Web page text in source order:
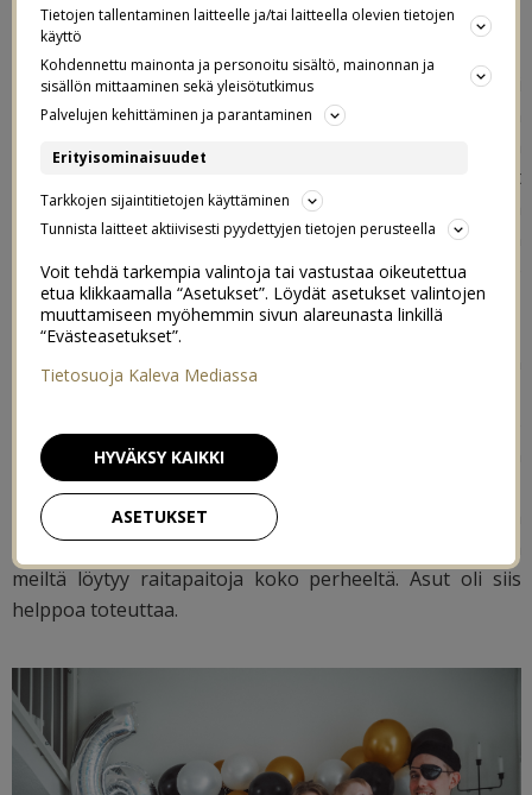
15.04.2019
Tämän vuoden teemana meidän synttärisankarilla oli
merirosvot, ihan mielettömän hauska ja monipuolinen
teema! Oli ihana lähteä toteuttamaan taas jotain uutta ja
erilaista, jota ei aiemmin olla tehty. Jos ei ole jo käynyt
ilmi, mä rakastan juhlien järjestämistä ja suunnittelua
ihan älyttömästi! Siinä on jotain niin hauskaa, kun
pääsee miettimään erilaisia tapoja toteuttaa lapselle
tärkeää teemaa.
Me lähestyttiin merirosvoteemaa niiden perinteisten
juttujen kautta: pääkalloja, kultakolikoita, mustaa,
kapteenin hattu ja koukkukäsi. Meiltä löytyi melkein
kaikki roolivaatteet jo valmiiksi omasta takaa.
Merirosvokapteenin takki on melkein kolme vuotta
sitten Disney Storesta ostetusta Ruuturouvan asusta ja
meiltä löytyy raitapaitoja koko perheeltä. Asut oli siis
helppoa toteuttaa.
Tietojen tallentaminen laitteelle ja/tai laitteella olevien tietojen
käyttö
Kohdennettu mainonta ja personoitu sisältö, mainonnan ja
sisällön mittaaminen sekä yleisötutkimus
Palvelujen kehittäminen ja parantaminen
Erityisominaisuudet
Tarkkojen sijaintitietojen käyttäminen
Tunnista laitteet aktiivisesti pyydettyjen tietojen perusteella
Voit tehdä tarkempia valintoja tai vastustaa oikeutettua
etua klikkaamalla “Asetukset”. Löydät asetukset valintojen
muuttamiseen myöhemmin sivun alareunasta linkillä
“Evästeasetukset”.
Tietosuoja Kaleva Mediassa
ASETUKSET
HYVÄKSY KAIKKI